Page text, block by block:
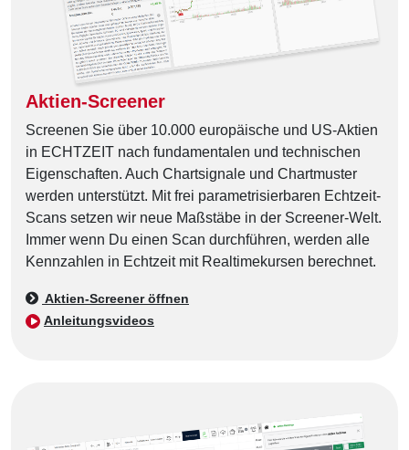
Aktien-Screener
Screenen Sie über 10.000 europäische und US-Aktien
in ECHTZEIT nach fundamentalen und technischen
Eigenschaften. Auch Chartsignale und Chartmuster
werden unterstützt. Mit frei parametrisierbaren Echtzeit-
Scans setzen wir neue Maßstäbe in der Screener-Welt.
Immer wenn Du einen Scan durchführen, werden alle
Kennzahlen in Echtzeit mit Realtimekursen berechnet.
Aktien-Screener öffnen
Anleitungsvideos